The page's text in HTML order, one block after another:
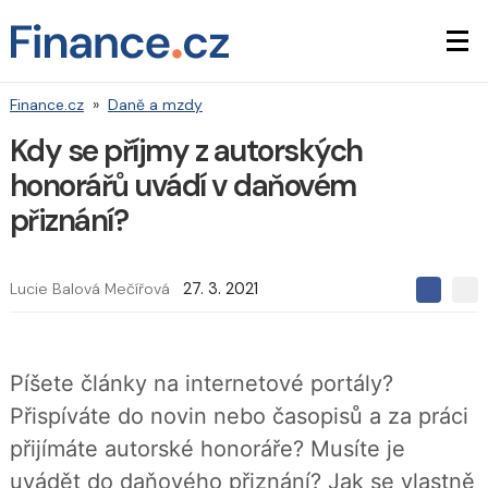
Finance.cz » Daně a mzdy
Kdy se příjmy z autorských
honorářů uvádí v daňovém
přiznání?
Lucie Balová Mečířová 27. 3. 2021
S
e
t
S
e
a
t
e
s
Píšete články na internetové portály?
Přispíváte do novin nebo časopisů a za práci
přijímáte autorské honoráře? Musíte je
uvádět do daňového přiznání? Jak se vlastně